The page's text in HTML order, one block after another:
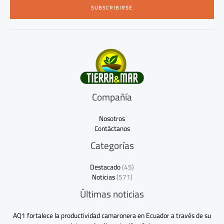
*
SUBSCRIBIRSE
Compañía
Nosotros
Contáctanos
Categorías
Destacado(45)
Noticias(571)
Últimas noticias
AQ1 fortalece la productividad camaronera en Ecuador a través de su